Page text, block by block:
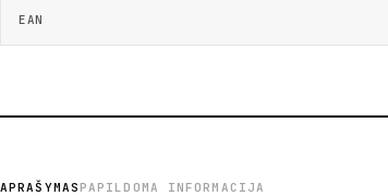
EAN
APRAŠYMAS PAPILDOMA INFORMACIJA